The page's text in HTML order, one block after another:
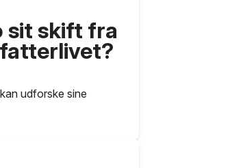
sit skift fra
udforske sine